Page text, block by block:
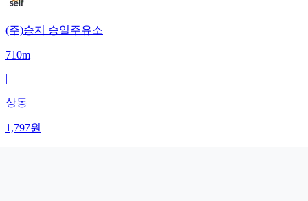
(주)승지 승일주유소
710m
|
상동
1,797원